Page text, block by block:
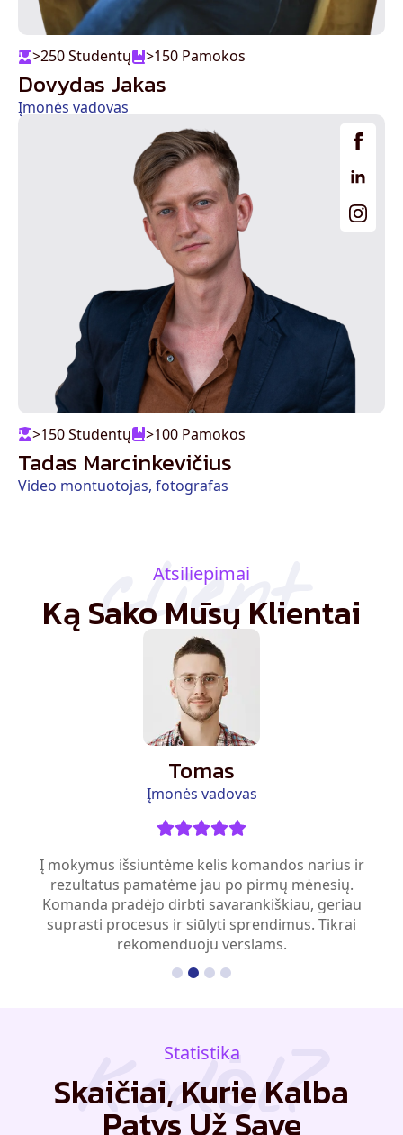
>250 Studentų >150 Pamokos
Dovydas Jakas
Įmonės vadovas
>150 Studentų >100 Pamokos
Tadas Marcinkevičius
Video montuotojas, fotografas
Ką Sako Mūsų Klientai
client
Tomas
Įmonės vadovas
rezultatus pamatėme jau po pirmų mėnesių.
Komanda pradėjo dirbti savarankiškiau, geriau
suprasti procesus ir siūlyti sprendimus. Tikrai
rekomenduoju verslams.
Skaičiai, Kurie Kalba
Patys Už Save
kodėl?